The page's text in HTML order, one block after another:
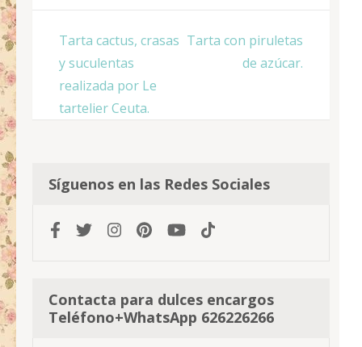
Navegación
de
entradas
Tarta cactus, crasas
y suculentas
realizada por Le
tartelier Ceuta.
Tarta con piruletas
de azúcar.
Síguenos en las Redes Sociales
Contacta para dulces encargos
Teléfono+WhatsApp 626226266